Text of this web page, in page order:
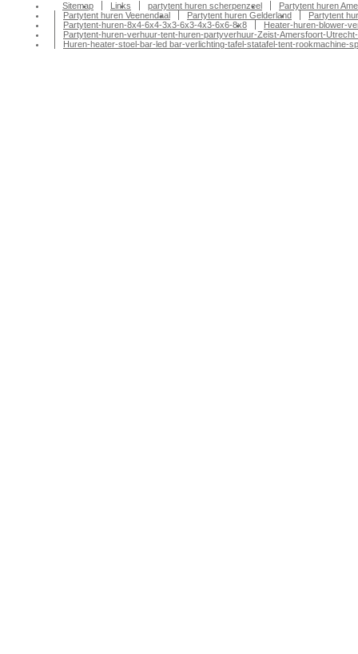
Sitemap Links partytent huren scherpenzeel
Partytent huren
Partytent huren Veenendaal
Partytent huren Gelderland
Partytent
Partytent-huren-8x4-6x4-3x3-6x3-4x3-6x6-8x8
Heater-huren-blower-
Partytent-huren-verhuur-tent-huren-partyverhuur-Zeist-Amersfoort-
Huren-heater-stoel-bar-led bar-verlichting-tafel-statafel-tent-